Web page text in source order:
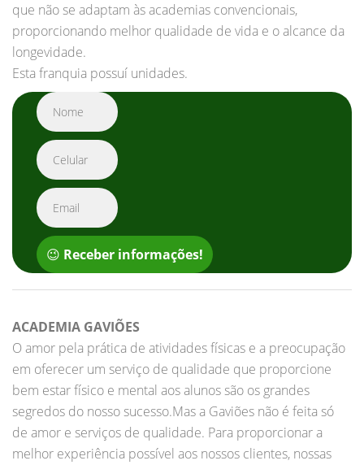
que não se adaptam às academias convencionais,
proporcionando melhor qualidade de vida e o alcance da
longevidade.
Esta franquia possuí unidades.
😉 Receber informações!
ACADEMIA GAVIÕES
O amor pela prática de atividades físicas e a preocupação
em oferecer um serviço de qualidade que proporcione
bem estar físico e mental aos alunos são os grandes
segredos do nosso sucesso.Mas a Gaviões não é feita só
de amor e serviços de qualidade. Para proporcionar a
melhor experiência possível aos nossos clientes, nossas